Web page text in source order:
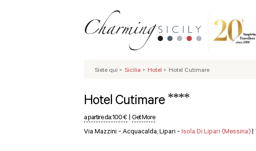
Siete qui > Sicilia > Hotel > Hotel Cutimare
Hotel Cutimare ****
a partire da:100 € | Get More
Via Mazzini - Acquacalda, Lipari - Isola Di Lipari (Messina) |